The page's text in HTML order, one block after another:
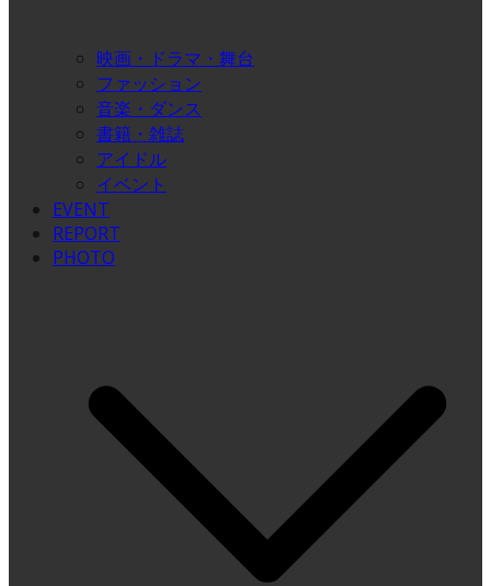
映画・ドラマ・舞台
ファッション
音楽・ダンス
書籍・雑誌
アイドル
イベント
EVENT
REPORT
PHOTO